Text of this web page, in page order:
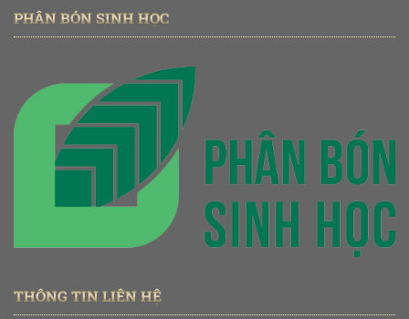
PHÂN BÓN SINH HỌC
THÔNG TIN LIÊN HỆ